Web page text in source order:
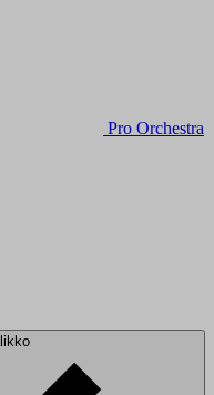
Pro Orchestra